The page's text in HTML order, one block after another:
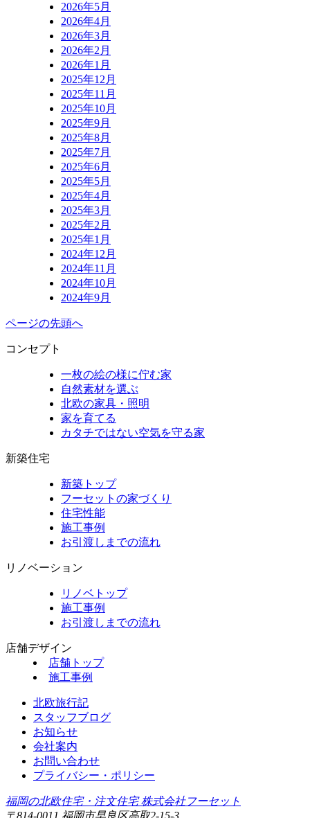
2026年5月
2026年4月
2026年3月
2026年2月
2026年1月
2025年12月
2025年11月
2025年10月
2025年9月
2025年8月
2025年7月
2025年6月
2025年5月
2025年4月
2025年3月
2025年2月
2025年1月
2024年12月
2024年11月
2024年10月
2024年9月
ページの先頭へ
コンセプト
一枚の絵の様に佇む家
自然素材を選ぶ
北欧の家具・照明
家を育てる
カタチではない空気を守る家
新築住宅
新築トップ
フーセットの家づくり
住宅性能
施工事例
お引渡しまでの流れ
リノベーション
リノベトップ
施工事例
お引渡しまでの流れ
店舗デザイン
店舗トップ
施工事例
北欧旅行記
スタッフブログ
お知らせ
会社案内
お問い合わせ
プライバシー・ポリシー
福岡の北欧住宅・注文住宅 株式会社フーセット